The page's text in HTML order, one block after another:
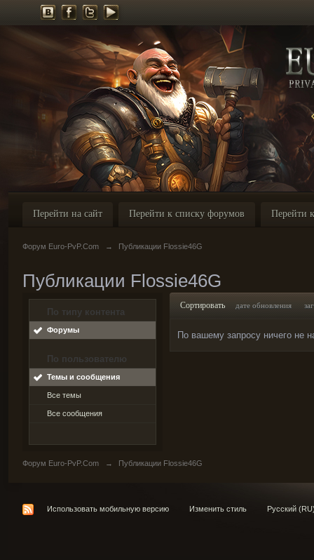
Перейти на сайт Перейти к списку форумов Перейти
Форум Euro-PvP.Com → Публикации Flossie46G
Публикации Flossie46G
По типу контента
Форумы
По пользователю
Темы и сообщения
Все темы
Все сообщения
Сортировать дате обновления
По вашему запросу ничего не
Форум Euro-PvP.Com → Публикации Flossie46G
Использовать мобильную версию Изменить стиль Русский